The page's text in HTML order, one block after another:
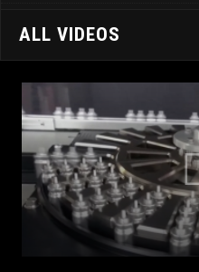
¡Sonríe a
en
ALL VIDEOS